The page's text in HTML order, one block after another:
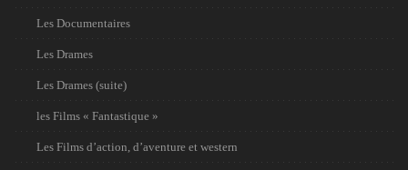
Les Documentaires
Les Drames
Les Drames (suite)
les Films « Fantastique »
Les Films d’action, d’aventure et western